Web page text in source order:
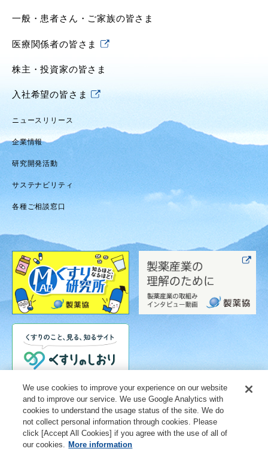
一般・患者さん・ご家族の皆さま
医療関係者の皆さま
株主・投資家の皆さま
入社希望の皆さま
ニュースリリース
企業情報
研究開発活動
サステナビリティ
各種ご相談窓口
We use cookies to improve your experience on our website
and to improve our service. We use Google Analytics with
cookies to understand the usage status of the site. We do
not collect personal information through cookies. Please
click [Accept All Cookies] if you agree with the use of all of
our cookies. More information